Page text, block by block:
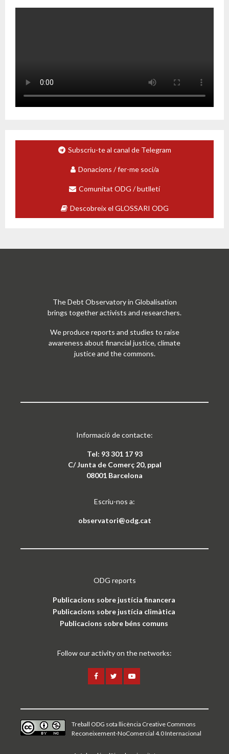
Subscriu-te al canal de Telegram
Donacions / fer-me soci/a
Comunitat ODG / butlletí
Descobreix el GLOSSARI ODG
The Debt Observatory in Globalisation
brings together activists and researchers.
We produce reports and studies to raise
awareness about financial justice, climate
justice and the commons.
Informació de contacte:
Tel: 93 301 17 93
C/ Junta de Comerç 20, ppal
08001 Barcelona
Escriu-nos a:
observatori@odg.cat
ODG reports
Publicacions sobre justícia financera
Publicacions sobre justícia climàtica
Publicacions sobre béns comuns
Follow our activity on the networks:
Treball ODG sota llicència Creative Commons
Reconeixement-NoComercial 4.0 Internacional